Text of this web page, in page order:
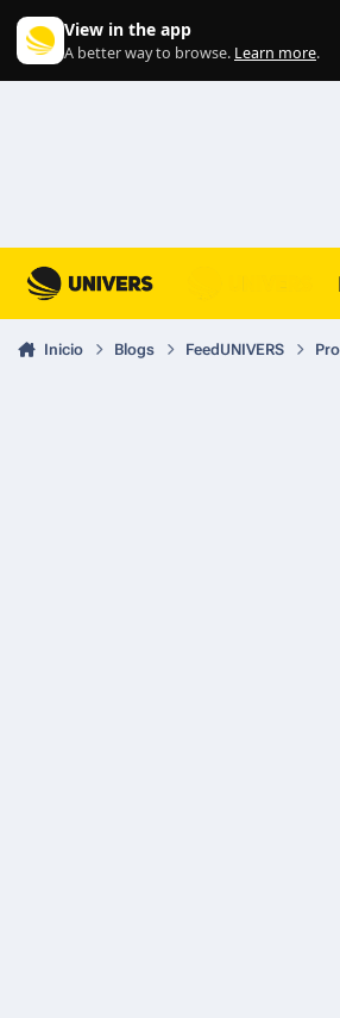
View in the app
A better way to browse. Learn more.
Inicio Blogs FeedUNIVERS